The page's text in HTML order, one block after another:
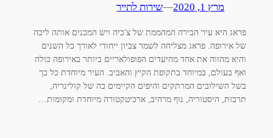
מרץ 1, 2020 —שירות לתייר
פראג היא עיר הבירה המהממת של צ'כיה ויש המכנים אותה ליבה
של אירופה. פראג מצליחה לשמר צביון ייחודי לאורך כל השנים
והיא מהווה את אחד מהיעדים הפופולאריים ביותר באירופה כולה
ואף בעולם, במיוחד בתקופת הקיץ והאביב. העיר מיוחדת כל כך
בשל השילובים המרתקים והיפים הקיימים בה של קולינריה,
תרבות, היסטוריה, נוף מרהיב, ארכיטקטורה מיוחדת ומקומות…